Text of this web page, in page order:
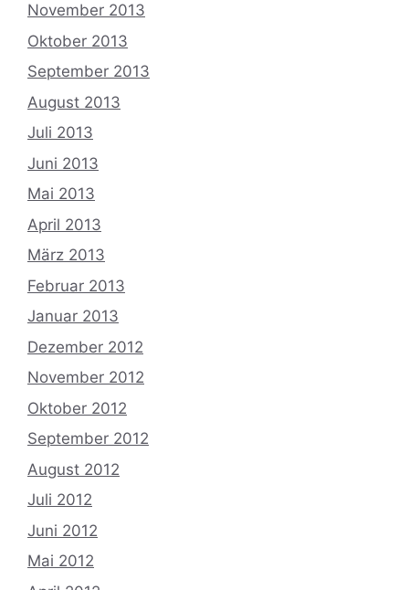
November 2013
Oktober 2013
September 2013
August 2013
Juli 2013
Juni 2013
Mai 2013
April 2013
März 2013
Februar 2013
Januar 2013
Dezember 2012
November 2012
Oktober 2012
September 2012
August 2012
Juli 2012
Juni 2012
Mai 2012